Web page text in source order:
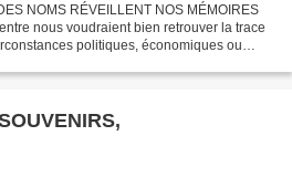
NOMS RÉVEILLENT NOS MÉMOIRES
nous voudraient bien retrouver la trace
politiques, économiques ou